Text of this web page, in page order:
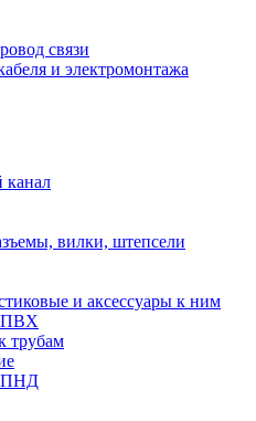
связи
и электромонтажа
канал
вилки, штепсели
и аксессуары к ним
ПВХ
трубам
ПНД